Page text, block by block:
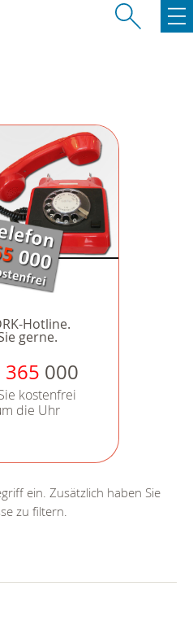
Hotline.
gerne.
365 000
kostenfrei
die Uhr
ein. Zusätzlich haben Sie
zu filtern.